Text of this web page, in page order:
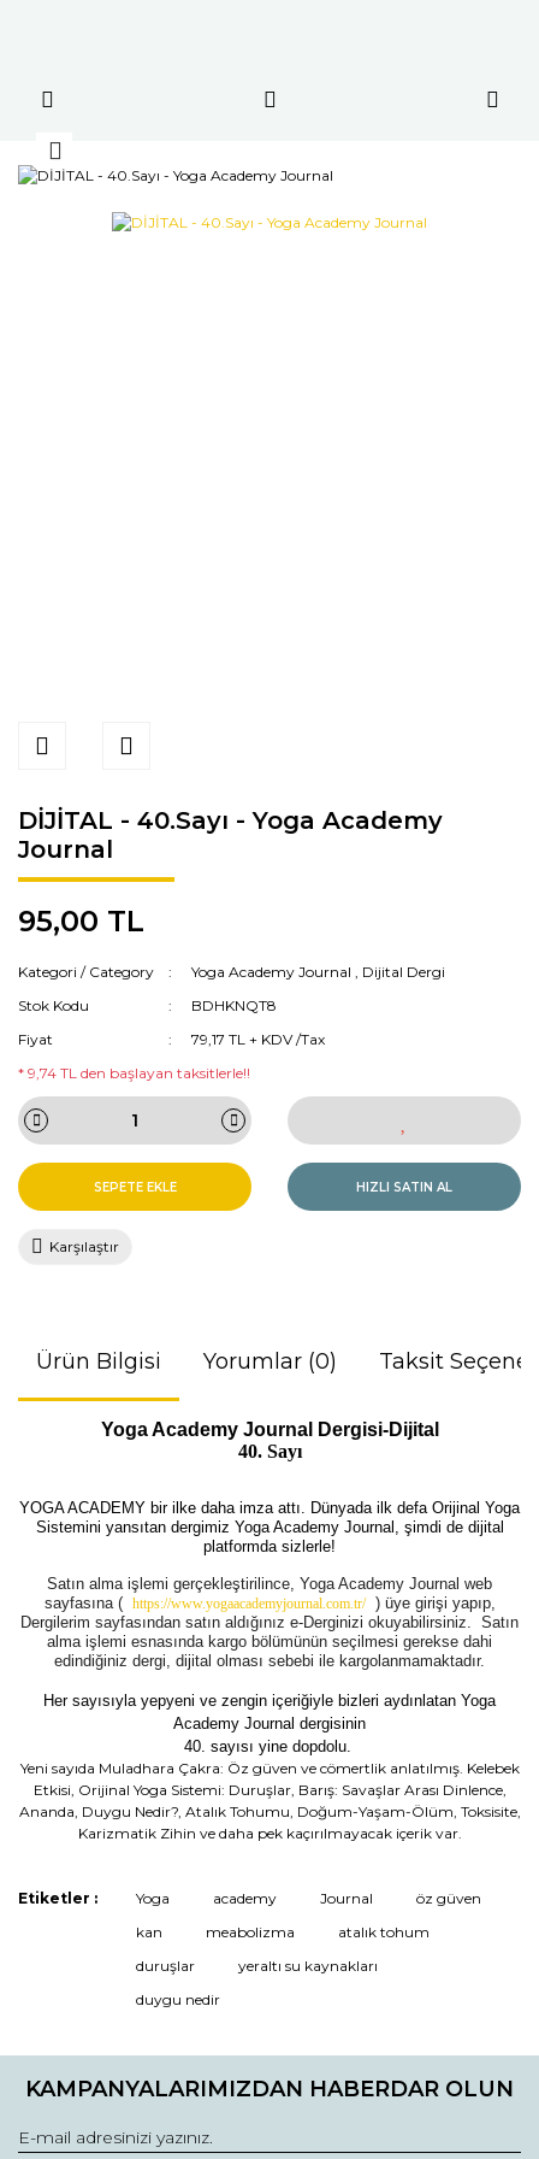
DİJİTAL - 40.Sayı - Yoga Academy
Journal
95,00 TL
Kategori / Category Yoga Academy Journal , Dijital Dergi
Stok Kodu
BDHKNQT8
Fiyat
79,17 TL + KDV /Tax
* 9,74 TL den başlayan taksitlerle!!
SEPETE EKLE HIZLI SATIN AL
Karşılaştır
Ürün Bilgisi Yorumlar (0) Taksit
Yoga Academy Journal Dergisi-Dijital
40. Sayı
YOGA ACADEMY bir ilke daha imza attı. Dünyada ilk defa Orijinal Yoga
Sistemini yansıtan dergimiz Yoga Academy Journal, şimdi de dijital
platformda sizlerle!
Satın alma işlemi gerçekleştirilince, Yoga Academy Journal web
sayfasına ( https://www.yogaacademyjournal.com.tr/ )üye girişi yapıp,
Dergilerim sayfasından satın aldığınız e-Derginizi okuyabilirsiniz. Satın
alma işlemi esnasında kargo bölümünün seçilmesi gerekse dahi
edindiğiniz dergi, dijital olması sebebi ile kargolanmamaktadır.
Her sayısıyla yepyeni ve zengin içeriğiyle bizleri aydınlatan Yoga
Academy Journal dergisinin
40. sayısı yine dopdolu.
Yeni sayıda Muladhara Çakra: Öz güven ve cömertlik anlatılmış. Kelebek
Etkisi, Orijinal Yoga Sistemi: Duruşlar, Barış: Savaşlar Arası Dinlence,
Ananda, Duygu Nedir?, Atalık Tohumu, Doğum-Yaşam-Ölüm, Toksisite,
Karizmatik Zihin ve daha pek kaçırılmayacak içerik var.
Bu ürüne ilk yorumu siz yapın!
Yorum Yaz / Write a comment
Bu ürünün fiyat bilgisi, resim, ürün açıklamalarında ve diğer
kullanarak tarafımıza iletebilirsiniz.
Görüş ve önerileriniz için teşekkür ederiz.
Ürün açıklamasında eksik bilgiler bulunuyor.
Ürün bilgilerinde hatalar bulunuyor.
Etiketler : Yoga academy Journal
öz güven
kan
meabolizma
atalık tohum
duruşlar
yeraltı su kaynakları
duygu nedir
KAMPANYALARIMIZDAN HABERDAR OLUN